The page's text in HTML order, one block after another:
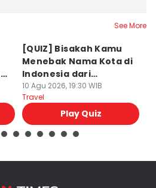
See More
[QUIZ] Bisakah Kamu
Menebak Nama Kota di
Indonesia dari
Julukannya?
10 Agu 2026, 19:30 WIB
Travel
Play Quiz